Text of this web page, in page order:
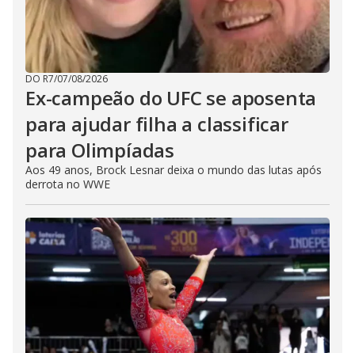
DO R7/07/08/2026
Ex-campeão do UFC se aposenta
para ajudar filha a classificar
para Olimpíadas
Aos 49 anos, Brock Lesnar deixa o mundo das lutas após
derrota no WWE